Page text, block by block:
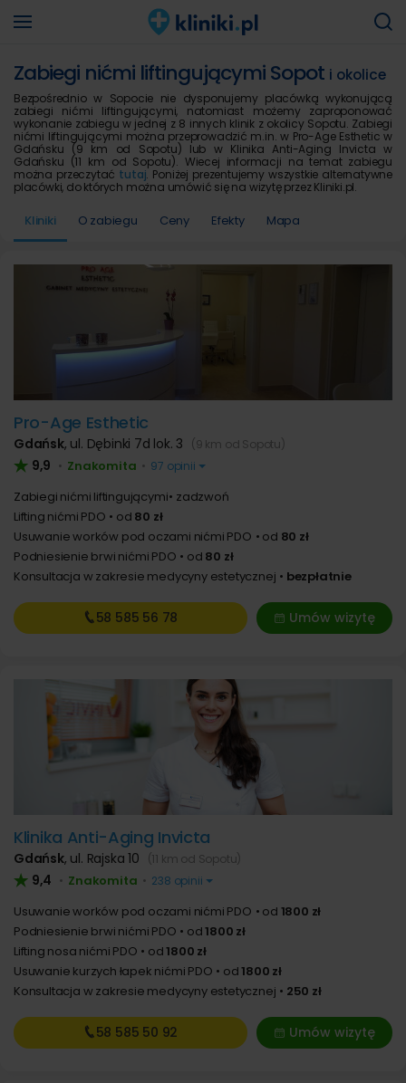
Zabiegi nićmi liftingującymi Sopot i okolice
Bezpośrednio w Sopocie nie dysponujemy placówką wykonującą
zabiegi nićmi liftingującymi, natomiast możemy zaproponować
wykonanie zabiegu w jednej z 8 innych klinik z okolicy Sopotu. Zabiegi
nićmi liftingującymi można przeprowadzić m.in. w Pro-Age Esthetic w
Gdańsku (9 km od Sopotu) lub w Klinika Anti-Aging Invicta w
Gdańsku (11 km od Sopotu). Wiecej informacji na temat zabiegu
można przeczytać tutaj. Poniżej prezentujemy wszystkie alternatywne
placówki, do których można umówić się na wizytę przez Kliniki.pl.
Kliniki O zabiegu Ceny Efekty Mapa
Pro-Age Esthetic
Gdańsk, ul. Dębinki 7d lok. 3 (9 km od Sopotu)
9,9 • Znakomita • 97 opinii
Zabiegi nićmi liftingującymi zadzwoń
Lifting nićmi PDO
od 80 zł
Usuwanie worków pod oczami nićmi PDO
od 80 zł
Podniesienie brwi nićmi PDO
od 80 zł
Konsultacja w zakresie medycyny estetycznej
bezpłatnie
Umów wizytę
58 585 56 78
Klinika Anti-Aging Invicta
Gdańsk, ul. Rajska 10 (11 km od Sopotu)
9,4 • Znakomita • 238 opinii
Usuwanie worków pod oczami nićmi PDO od 1800 zł
Podniesienie brwi nićmi PDO
od1800 zł
Lifting nosa nićmi PDO
od1800 zł
Usuwanie kurzych łapek nićmi PDO
od1800 zł
Konsultacja w zakresie medycyny estetycznej
250 zł
Umów wizytę
58 585 50 92